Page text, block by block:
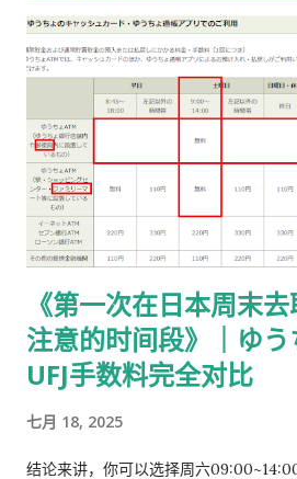
https://www.moj.go.jp/isa/content/
填写： 右上角： 申请受理编号 右下角
入印紙贴付栏」内： 贴 5,500 日元的
张 不重叠、不消印 📌 5,500 日元适用
后提交的在留期间更新 / 资格变更申
パック】 可以使用： 青色：レターパ
或红色：レターパックプラス（更稳
パック： 提前写好“收件人地址” 可写
要封口 可 对折一次 （标准做法） 📌
ク」， 没有指定必须 Plus，也没有写
易书留】寄给入管 把以下 3 样东西一起
手数料纳付书（已贴印纸） 当前持有的
ーパック（对折） 信封要求： 角2 或
入管、邮局 没有尺寸指定 用你手上的那
《第一次在日本周末
注意的时间段》｜ゆ
UFJ手数料完全对比
七月 18, 2025
结论来讲，你可以选择周六